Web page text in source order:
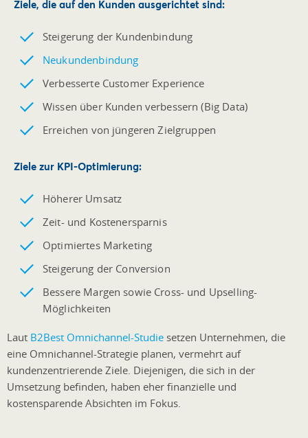
Ziele, die auf den Kunden ausgerichtet sind:
Steigerung der Kundenbindung
Neukundenbindung
Verbesserte Customer Experience
Wissen über Kunden verbessern (Big Data)
Erreichen von jüngeren Zielgruppen
Ziele zur KPI-Optimierung:
Höherer Umsatz
Zeit- und Kostenersparnis
Optimiertes Marketing
Steigerung der Conversion
Bessere Margen sowie Cross- und Upselling-
Möglichkeiten
Laut B2Best Omnichannel-Studie setzen Unternehmen, die
eine Omnichannel-Strategie planen, vermehrt auf
kundenzentrierende Ziele. Diejenigen, die sich in der
Umsetzung befinden, haben eher finanzielle und
kostensparende Absichten im Fokus.